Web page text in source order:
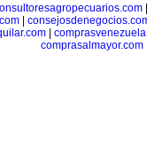
|
|
comprasalmayor.com